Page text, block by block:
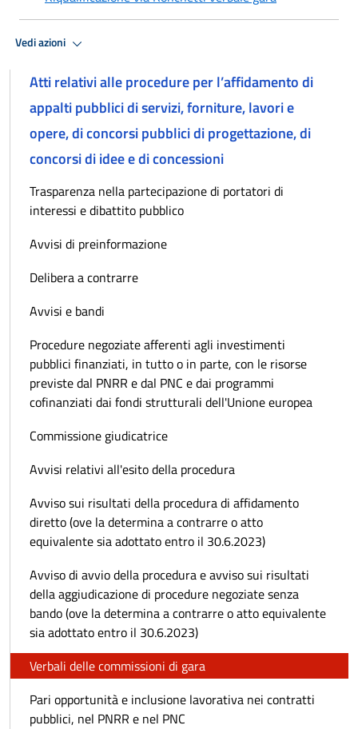
Vedi azioni
Atti relativi alle procedure per l’affidamento di
appalti pubblici di servizi, forniture, lavori e
opere, di concorsi pubblici di progettazione, di
concorsi di idee e di concessioni
Trasparenza nella partecipazione di portatori di
interessi e dibattito pubblico
Avvisi di preinformazione
Delibera a contrarre
Avvisi e bandi
Procedure negoziate afferenti agli investimenti
pubblici finanziati, in tutto o in parte, con le risorse
previste dal PNRR e dal PNC e dai programmi
cofinanziati dai fondi strutturali dell'Unione europea
Commissione giudicatrice
Avvisi relativi all'esito della procedura
Avviso sui risultati della procedura di affidamento
diretto (ove la determina a contrarre o atto
equivalente sia adottato entro il 30.6.2023)
Avviso di avvio della procedura e avviso sui risultati
della aggiudicazione di procedure negoziate senza
bando (ove la determina a contrarre o atto equivalente
sia adottato entro il 30.6.2023)
Verbali delle commissioni di gara
Pari opportunità e inclusione lavorativa nei contratti
pubblici, nel PNRR e nel PNC